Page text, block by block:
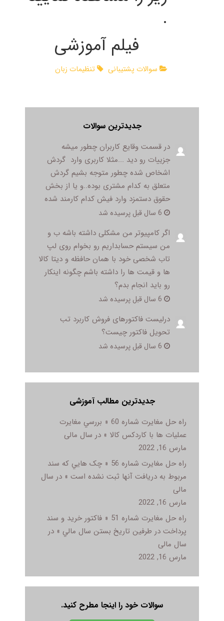
.
فیلم آموزشی
سوالات پشتیبانی تنظیمات زبان
جدیدترین سوالات
در قسمت وقایع کاربران چطور میشه
جزییات رو دید ...مثلا کاربری وارد گردش
اشخاص شده چطور متوجه بشیم گردش
متعلق به کدام مشتری بوده..و یا از بخش
حقوق دستمزد وارد فیش کدام کارمند شده
اگر کامپیوتر من مشکلی داشته باشه ب و
من سیستم حسابداریم رو بخوام روی لپ
تاب شخصی خود با همان حافظه و دیتا کالا
ها و قیمت ها را داشته باشم چگونه اینکار
رو باید انجام بدم؟
درلیست فاکتورهای فروش کاربرد تب
تحویل فاکتور چیست؟
جدیدترین مطالب آموزشی
راه حل مغایرت شماره 60 « بررسي مغايرت
عمليات ها با کاردکس کالا » در سال مالی
مارس 16, 2022
راه حل مغایرت شماره 56 « چک هايي که سند
مربوط به دريافت آنها ثبت نشده است » در سال
مالی
مارس 16, 2022
راه حل مغایرت شماره 51 « فاکتور خريد و سند
پرداخت در طرفين تاريخ بستن سال مالي » در
سال مالی
مارس 16, 2022
سوالات خود را اینجا مطرح کنید.